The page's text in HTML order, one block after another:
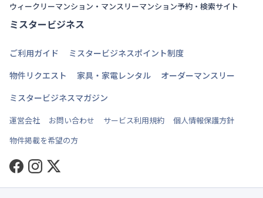
ウィークリーマンション・マンスリーマンション予約・検索サイト
ミスタービジネス
ご利用ガイド
ミスタービジネスポイント制度
物件リクエスト
家具・家電レンタル
オーダーマンスリー
ミスタービジネスマガジン
運営会社 お問い合わせ サービス利用規約
個人情報保護方針
物件掲載を希望の方
Facebook
Instagram
Twitter